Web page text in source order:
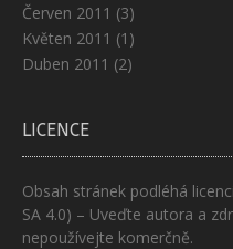
Červen 2011 (3)
Květen 2011 (1)
Duben 2011 (2)
LICENCE
Obsah stránek podléhá licenci
SA 4.0) – Uveďte autora a
nepoužívejte komerčně.